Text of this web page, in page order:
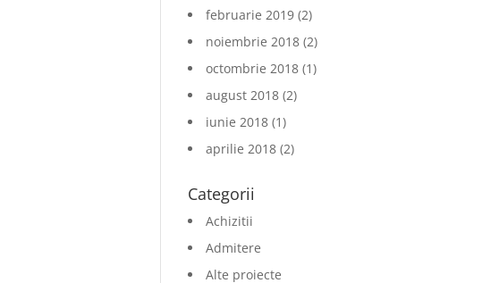
februarie 2019 (2)
noiembrie 2018 (2)
octombrie 2018 (1)
august 2018 (2)
iunie 2018 (1)
aprilie 2018 (2)
Categorii
Achizitii
Admitere
Alte proiecte